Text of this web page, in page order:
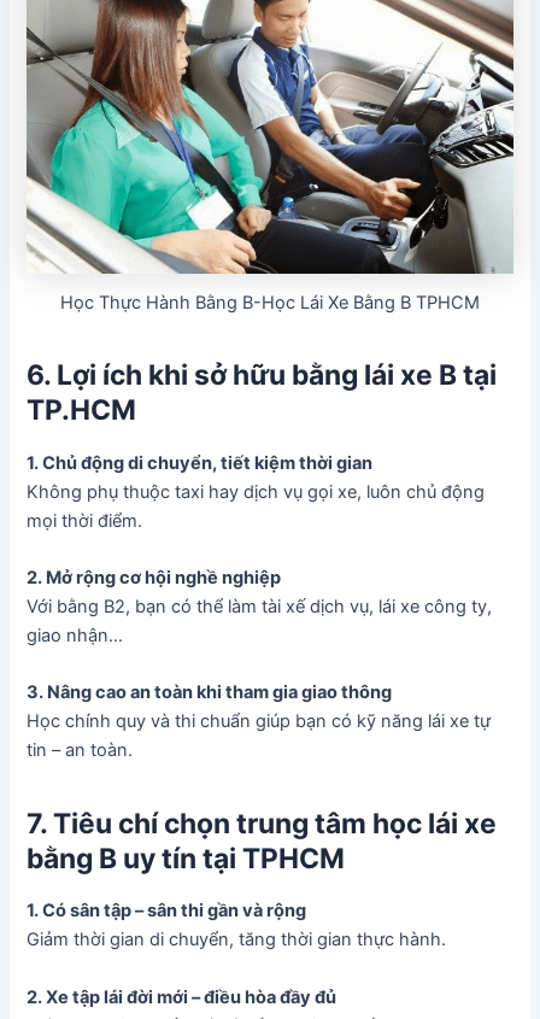
Học Thực Hành Bằng B-Học Lái Xe Bằng B TPHCM
6. Lợi ích khi sở hữu bằng lái xe B tại
TP.HCM
1. Chủ động di chuyển, tiết kiệm thời gian
Không phụ thuộc taxi hay dịch vụ gọi xe, luôn chủ động
mọi thời điểm.
2. Mở rộng cơ hội nghề nghiệp
Với bằng B2, bạn có thể làm tài xế dịch vụ, lái xe công ty,
giao nhận…
3. Nâng cao an toàn khi tham gia giao thông
Học chính quy và thi chuẩn giúp bạn có kỹ năng lái xe tự
tin – an toàn.
7. Tiêu chí chọn trung tâm học lái xe
bằng B uy tín tại TPHCM
1. Có sân tập – sân thi gần và rộng
Giảm thời gian di chuyển, tăng thời gian thực hành.
2. Xe tập lái đời mới – điều hòa đầy đủ